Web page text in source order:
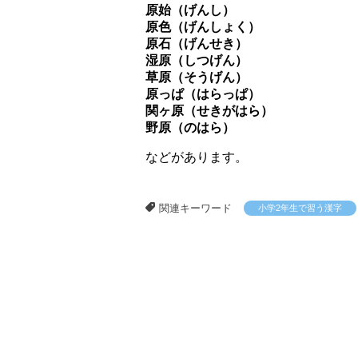
原始（げんし）
原色（げんしょく）
原石（げんせき）
湿原（しつげん）
草原（そうげん）
原っぱ（はらっぱ）
関ヶ原（せきがはら）
野原（のはら）
などがあります。
関連キーワード 小学2年生で習う漢字